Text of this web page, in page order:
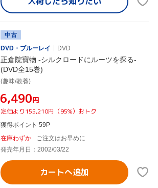
中古
DVD・ブルーレイ
DVD
正倉院寶物 -シルクロードにルーツを探る-
(DVD全15巻)
(趣味/教養)
¥6,490円
定価より155,210円（95%）おトク
獲得ポイント 59P
在庫わずか
ご注文はお早めに
発売年月日：2002/03/22
カートへ追加